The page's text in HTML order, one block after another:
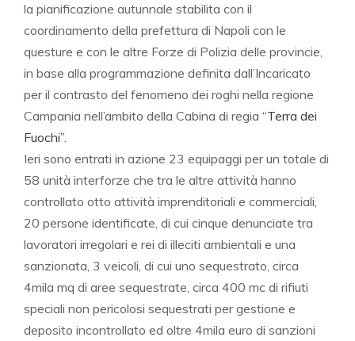
la pianificazione autunnale stabilita con il
coordinamento della prefettura di Napoli con le
questure e con le altre Forze di Polizia delle provincie,
in base alla programmazione definita dall’Incaricato
per il contrasto del fenomeno dei roghi nella regione
Campania nell’ambito della Cabina di regia “Terra dei
Fuochi”.
Ieri sono entrati in azione 23 equipaggi per un totale di
58 unità interforze che tra le altre attività hanno
controllato otto attività imprenditoriali e commerciali,
20 persone identificate, di cui cinque denunciate tra
lavoratori irregolari e rei di illeciti ambientali e una
sanzionata, 3 veicoli, di cui uno sequestrato, circa
4mila mq di aree sequestrate, circa 400 mc di rifiuti
speciali non pericolosi sequestrati per gestione e
deposito incontrollato ed oltre 4mila euro di sanzioni